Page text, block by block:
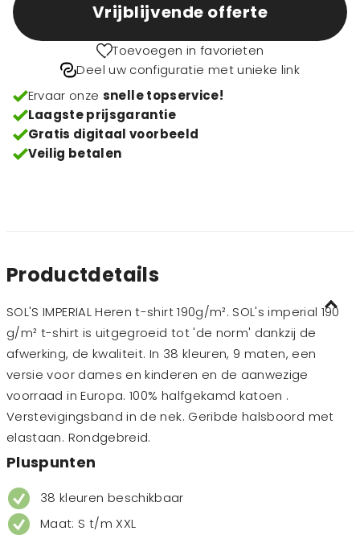
Vrijblijvende offerte
Toevoegen in favorieten
Deel uw configuratie met unieke link
Ervaar onze snelle topservice!
Laagste prijsgarantie
Gratis digitaal voorbeeld
Veilig betalen
Productdetails
SOL'S IMPERIAL Heren t-shirt 190g/m². SOL's imperial 190
g/m² t-shirt is uitgegroeid tot 'de norm' dankzij de
afwerking, de kwaliteit. In 38 kleuren, 9 maten, een
versie voor dames en kinderen en de aanwezige
voorraad in Europa. 100% halfgekamd katoen .
Verstevigingsband in de nek. Geribde halsboord met
elastaan. Rondgebreid.
Pluspunten
38 kleuren beschikbaar
Maat: S t/m XXL